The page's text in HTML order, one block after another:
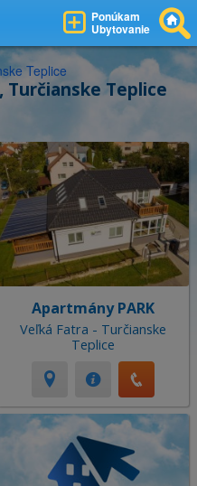
Ponúkam
Ubytovanie
Teplice
Teplice
Apartmány PARK
Veľká Fatra - Turčianske
Teplice